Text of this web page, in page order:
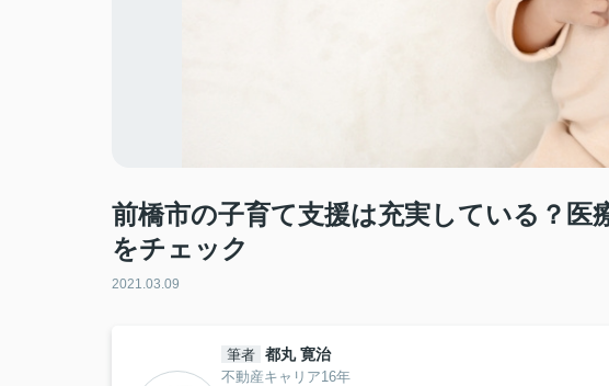
前橋市の子育て支援は充実している？医
をチェック
2021.03.09
筆者 都丸 寛治
不動産キャリア16年